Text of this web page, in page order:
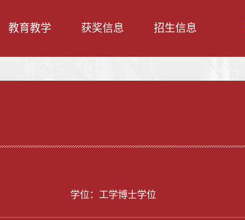
教育教学 获奖信息 招生信息
学位：工学博士学位